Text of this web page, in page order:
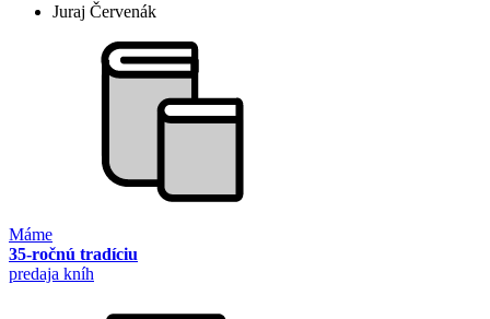
Juraj Červenák
Máme
35-ročnú tradíciu
predaja kníh